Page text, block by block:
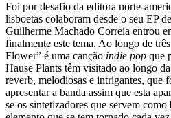
Foi por desafio da editora norte-
lisboetas colaboram desde o seu EP
Guilherme Machado Correia entrou
finalmente este tema. Ao longo de
Flower” é uma canção indie pop que
Hause Plants têm visitado ao longo
reverb, melodiosas e intrigantes, que
apresentar a banda assim que esta
se os sintetizadores que servem